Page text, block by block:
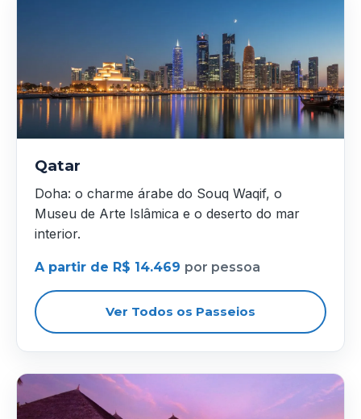
Qatar
Doha: o charme árabe do Souq Waqif, o
Museu de Arte Islâmica e o deserto do mar
interior.
A partir de R$ 14.469 por pessoa
Ver Todos os Passeios